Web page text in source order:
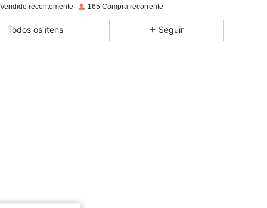
recentemente 165 Compra recorrente
Todos os itens Seguir